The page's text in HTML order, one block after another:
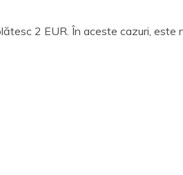
2 EUR. În aceste cazuri, este